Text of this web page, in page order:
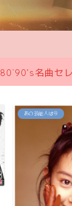
80`90’s名曲セ